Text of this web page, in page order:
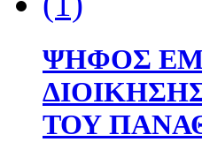
ΨΗΦΟΣ
ΤΟΥ